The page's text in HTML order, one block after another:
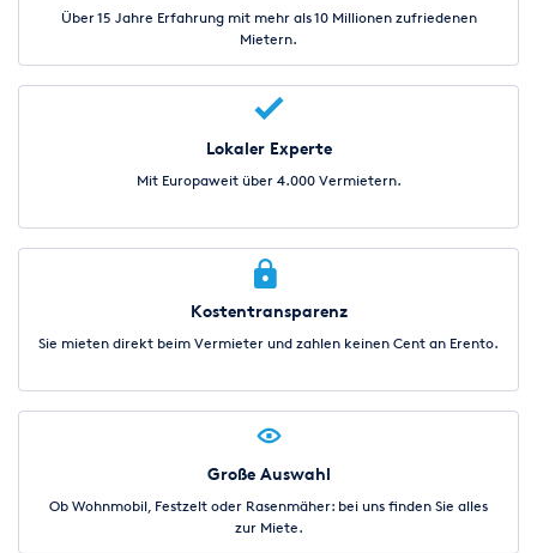
Über 15 Jahre Erfahrung mit mehr als 10 Millionen zufriedenen
Mietern.
Lokaler Experte
Mit Europaweit über 4.000 Vermietern.
Kostentransparenz
Sie mieten direkt beim Vermieter und zahlen keinen Cent an Erento.
Große Auswahl
Ob Wohnmobil, Festzelt oder Rasenmäher: bei uns finden Sie alles
zur Miete.